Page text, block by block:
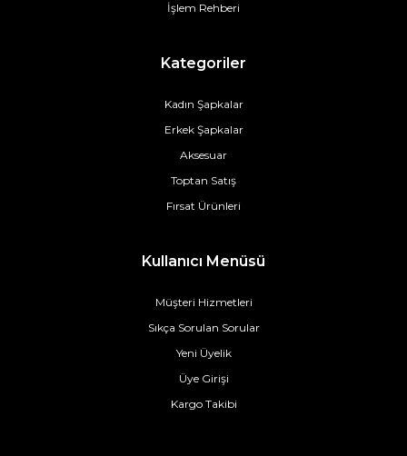
İşlem Rehberi
Kategoriler
Kadın Şapkalar
Erkek Şapkalar
Aksesuar
Toptan Satış
Fırsat Ürünleri
Kullanıcı Menüsü
Müşteri Hizmetleri
Sıkça Sorulan Sorular
Yeni Üyelik
Üye Girişi
Kargo Takibi